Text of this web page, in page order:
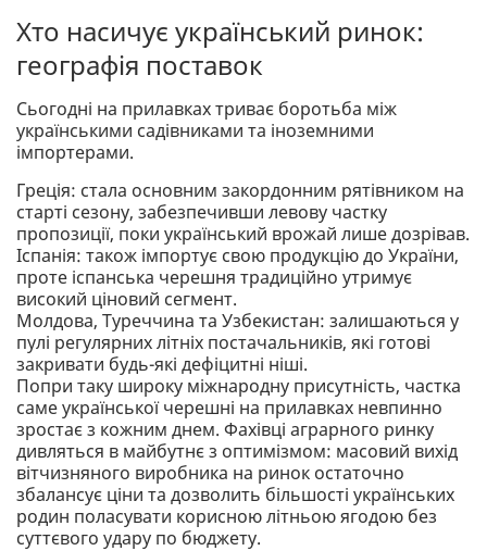
Хто насичує український ринок:
географія поставок
Сьогодні на прилавках триває боротьба між
українськими садівниками та іноземними
імпортерами.
Греція: стала основним закордонним рятівником на
старті сезону, забезпечивши левову частку
пропозиції, поки український врожай лише дозрівав.
Іспанія: також імпортує свою продукцію до України,
проте іспанська черешня традиційно утримує
високий ціновий сегмент.
Молдова, Туреччина та Узбекистан: залишаються у
пулі регулярних літніх постачальників, які готові
закривати будь-які дефіцитні ніші.
Попри таку широку міжнародну присутність, частка
саме української черешні на прилавках невпинно
зростає з кожним днем. Фахівці аграрного ринку
дивляться в майбутнє з оптимізмом: масовий вихід
вітчизняного виробника на ринок остаточно
збалансує ціни та дозволить більшості українських
родин поласувати корисною літньою ягодою без
суттєвого удару по бюджету.